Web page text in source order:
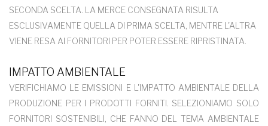
SECONDA SCELTA. LA MERCE CONSEGNATA RISULTA
ESCLUSIVAMENTE QUELLA DI PRIMA SCELTA, MENTRE L'ALTRA
VIENE RESA AI FORNITORI PER POTER ESSERE RIPRISTINATA.
IMPATTO AMBIENTALE
VERIFICHIAMO LE EMISSIONI E L'IMPATTO AMBIENTALE DELLA
PRODUZIONE PER I PRODOTTI FORNITI. SELEZIONIAMO SOLO
FORNITORI SOSTENIBILI, CHE FANNO DEL TEMA AMBIENTALE